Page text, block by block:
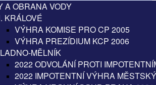
A OBRANA VODY
KRÁLOVÉ
VÝHRA KOMISE PRO CP 2005
VÝHRA PREZÍDIUM KCP 2006
MĚLNÍK
2022 ODVOLÁNÍ PROTI
2022 IMPOTENTNÍ VÝHRA